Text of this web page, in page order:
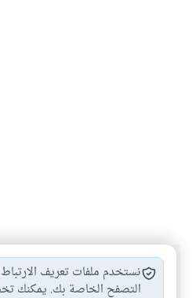
هل انتفعت
نستخدم ملفات تعريف
التصفح الخاصة بك. يمكنك